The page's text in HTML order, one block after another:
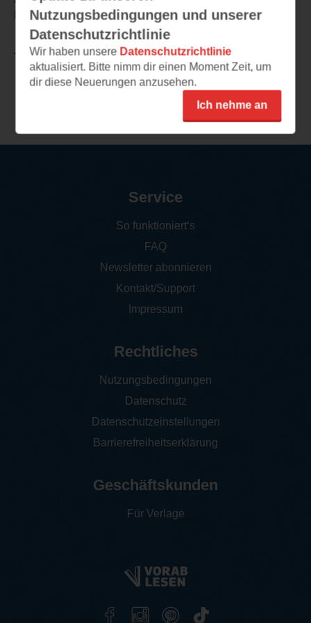
könnten.
TEILEN
Nutzungsbedingungen und unserer
Datenschutzrichtlinie
Wir haben unsere Datenschutzrichtlinie
aktualisiert. Bitte nimm dir einen Moment Zeit, um
dir diese Neuerungen anzusehen.
Ich nehme an
Service
So funktioniert‘s
FAQ
Newsletter abonnieren
Kontakt/Support
Impressum
Rechtliches
Nutzungsbedingungen
Datenschutz
Datenschutzeinstellungen
Barrierefreiheitserklärung
Geschäftskunden
Für Verlage